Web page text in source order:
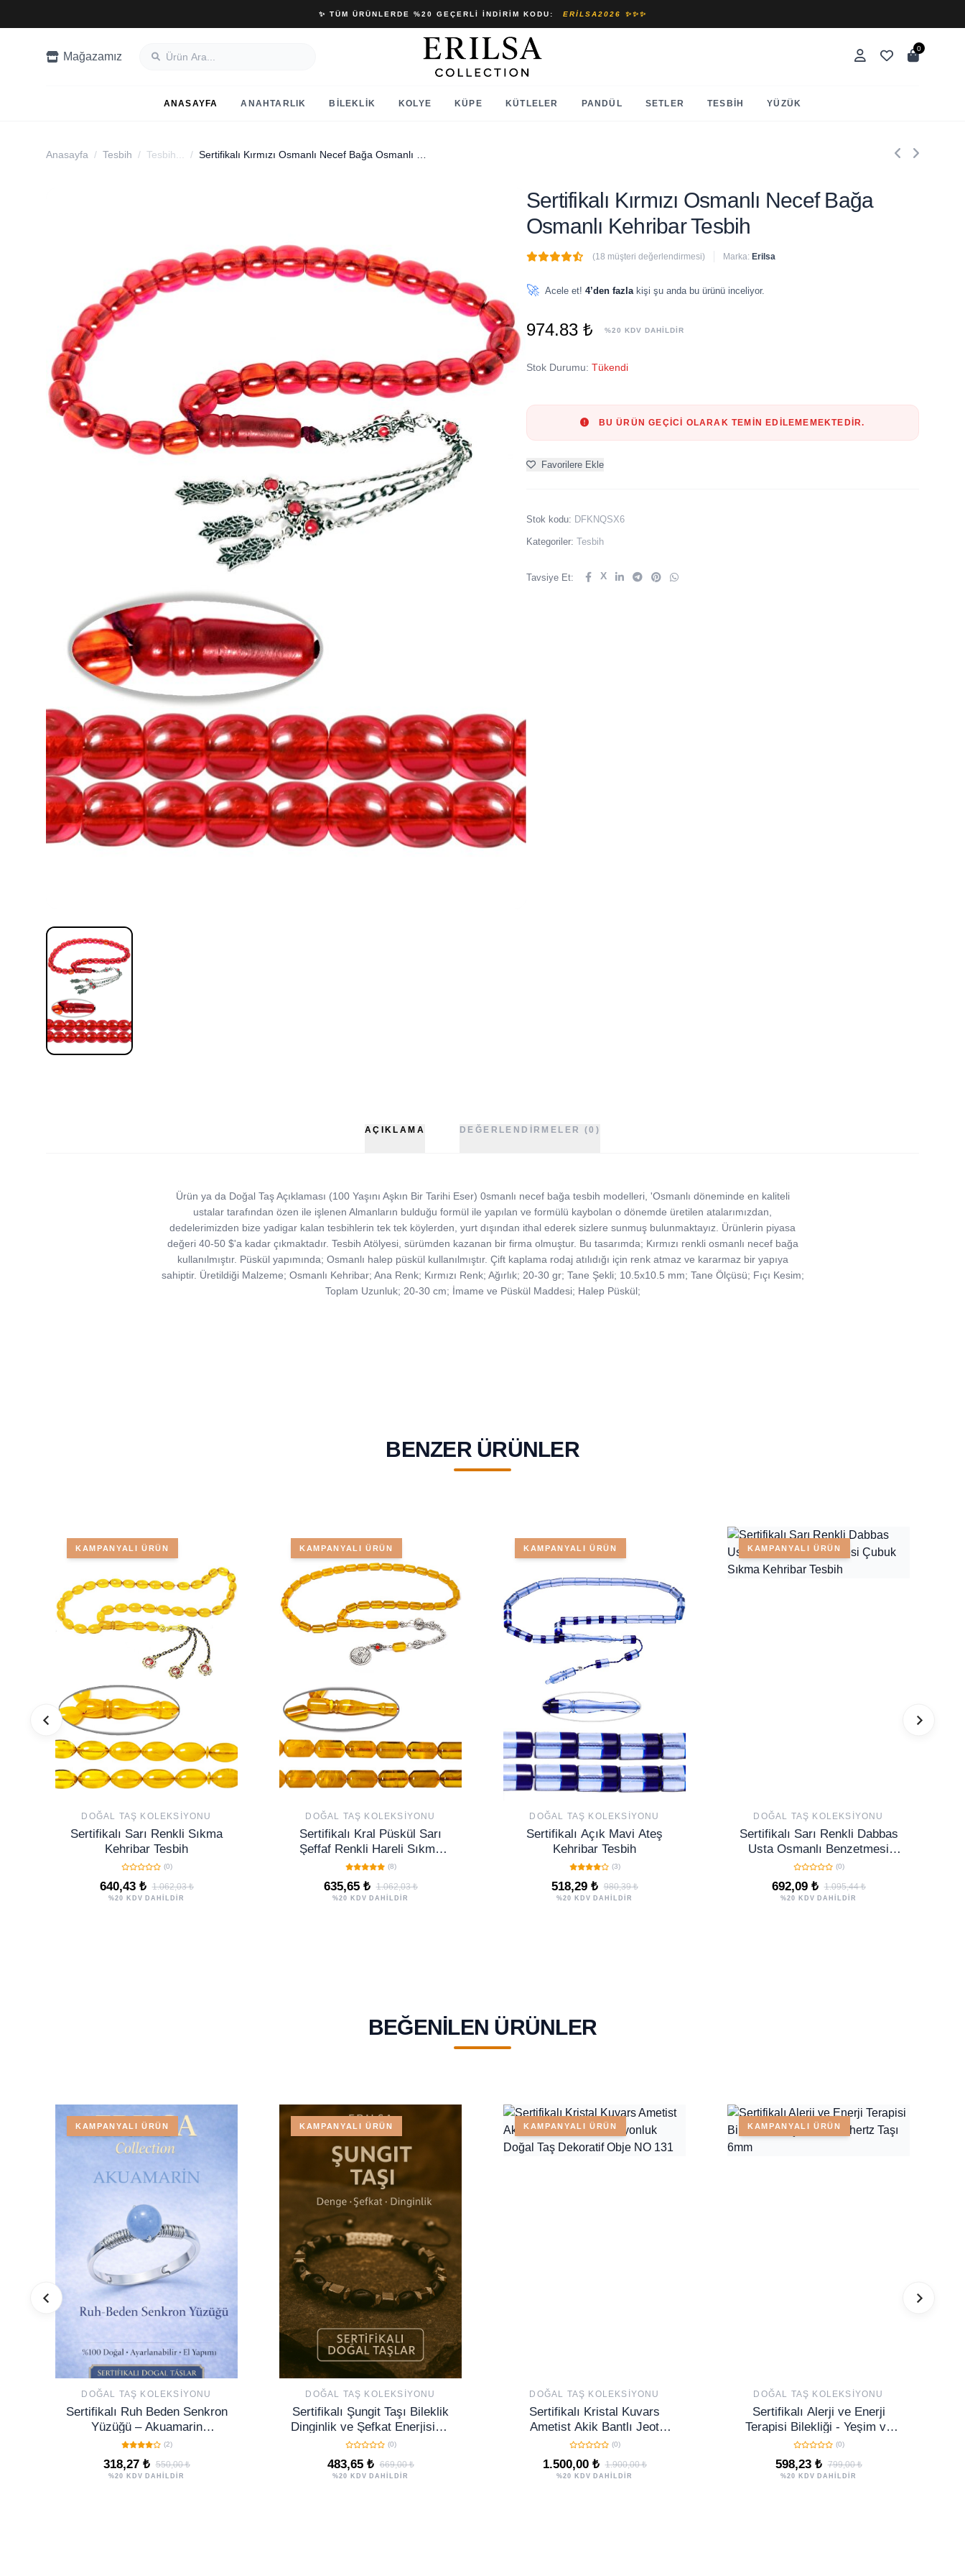
✨ TÜM ÜRÜNLERDE %20 GEÇERLI İNDIRIM KODU: ERILSA2026 ✨✨✨
Mağazamız
0
ANASAYFA ANAHTARLIK BILEKLIK KOLYE KÜPE KÜTLELER PANDÜL SETLER TESBIH YÜZÜK
Anasayfa / Tesbih / Tesbih... /
Sertifikalı Kırmızı Osmanlı Necef Bağa
Osmanlı Kehribar Tesbih
(18 müşteri değerlendirmesi) Marka: Erilsa
🚀 Acele et! 4’den fazlakişi şu anda bu ürünü inceliyor.
974.83 ₺ %20 KDV DAHİLDİR
Stok Durumu: Tükendi
BU ÜRÜN GEÇICI OLARAK TEMIN EDILEMEMEKTEDIR.
Favorilere Ekle
Stok kodu: DFKNQSX6
Kategoriler: Tesbih
Tavsiye Et: X
AÇIKLAMA DEĞERLENDIRMELER (0)
Ürün ya da Doğal Taş Açıklaması (100 Yaşını Aşkın Bir Tarihi Eser) 0smanlı necef bağa tesbih modelleri, 'Osmanlı döneminde en kaliteli
ustalar tarafından özen ile işlenen Almanların bulduğu formül ile yapılan ve formülü kaybolan o dönemde üretilen atalarımızdan,
dedelerimizden bize yadigar kalan tesbihlerin tek tek köylerden, yurt dışından ithal ederek sizlere sunmuş bulunmaktayız. Ürünlerin piyasa
değeri 40-50 $'a kadar çıkmaktadır. Tesbih Atölyesi, sürümden kazanan bir firma olmuştur. Bu tasarımda; Kırmızı renkli osmanlı necef bağa
kullanılmıştır. Püskül yapımında; Osmanlı halep püskül kullanılmıştır. Çift kaplama rodaj atılıdığı için renk atmaz ve kararmaz bir yapıya
sahiptir. Üretildiği Malzeme; Osmanlı Kehribar; Ana Renk; Kırmızı Renk; Ağırlık; 20-30 gr; Tane Şekli; 10.5x10.5 mm; Tane Ölçüsü; Fıçı Kesim;
Toplam Uzunluk; 20-30 cm; İmame ve Püskül Maddesi; Halep Püskül;
BENZER ÜRÜNLER
KAMPANYALI ÜRÜN
DOĞAL TAŞ KOLEKSIYONU
Sertifikalı Sarı Renkli Sıkma
Kehribar Tesbih
(0)
640,43 ₺ 1.062,03 ₺
%20 KDV DAHİLDİR
KAMPANYALI ÜRÜN
DOĞAL TAŞ KOLEKSIYONU
Sertifikalı Kral Püskül Sarı
Şeffaf Renkli Hareli Sıkma
Kehribar Tesbih
(8)
635,65 ₺ 1.062,03 ₺
%20 KDV DAHİLDİR
KAMPANYALI ÜRÜN
DOĞAL TAŞ KOLEKSIYONU
Sertifikalı Açık Mavi Ateş
Kehribar Tesbih
(3)
518,29 ₺ 980,39 ₺
%20 KDV DAHİLDİR
KAMPANYALI ÜRÜN
DOĞAL TAŞ KOLEKSIYONU
Sertifikalı Sarı Renkli Dabbas
Usta Osmanlı Benzetmesi
Çubuk Sıkma Kehribar Tesbih
(0)
692,09 ₺ 1.095,44 ₺
%20 KDV DAHİLDİR
BEĞENILEN ÜRÜNLER
KAMPANYALI ÜRÜN
DOĞAL TAŞ KOLEKSIYONU
Sertifikalı Ruh Beden Senkron
Yüzüğü – Akuamarin
Ayarlanabilir İnce Kasa Balık
Kova Terazi Burcu
(2)
318,27 ₺ 550,00 ₺
%20 KDV DAHİLDİR
KAMPANYALI ÜRÜN
DOĞAL TAŞ KOLEKSIYONU
Sertifikalı Şungit Taşı Bileklik
Dinginlik ve Şefkat Enerjisiyle
Ruhsal Dengeyi Destekler
(0)
483,65 ₺ 669,00 ₺
%20 KDV DAHİLDİR
KAMPANYALI ÜRÜN
DOĞAL TAŞ KOLEKSIYONU
Sertifikalı Kristal Kuvars
Ametist Akik Bantlı Jeot
Koleksiyonluk Doğal Taş
Dekoratif Obje NO 131
(0)
1.500,00 ₺ 1.900,00 ₺
%20 KDV DAHİLDİR
KAMPANYALI ÜRÜN
DOĞAL TAŞ KOLEKSIYONU
Sertifikalı Alerji ve Enerji
Terapisi Bilekliği - Yeşim ve
Terahertz Taşı 6mm
(0)
598,23 ₺ 799,00 ₺
%20 KDV DAHİLDİR